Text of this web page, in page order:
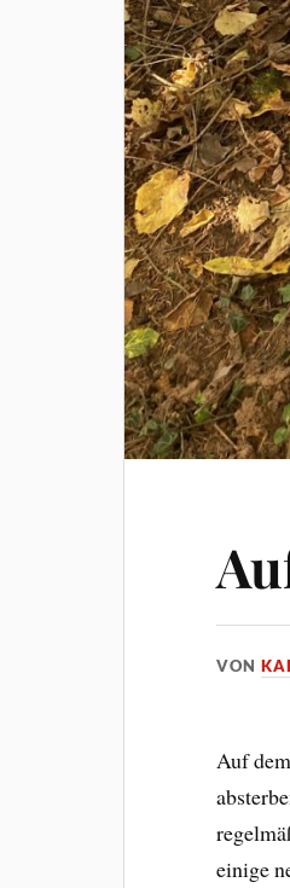
VON
Auf
einige